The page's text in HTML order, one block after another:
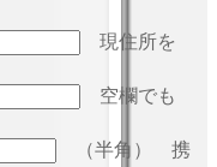
現住所を
空欄でも
（半角） 携